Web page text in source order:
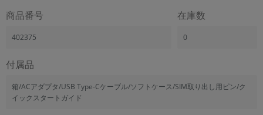
商品番号
402375
在庫数
0
付属品
箱/ACアダプタ/USB Type-Cケーブル/ソフトケース/SIM取り出し用ピン/ク
イックスタートガイド
メーカー
「Apple」「SONY」「SHARP」など
機能・特徴
ドライブ